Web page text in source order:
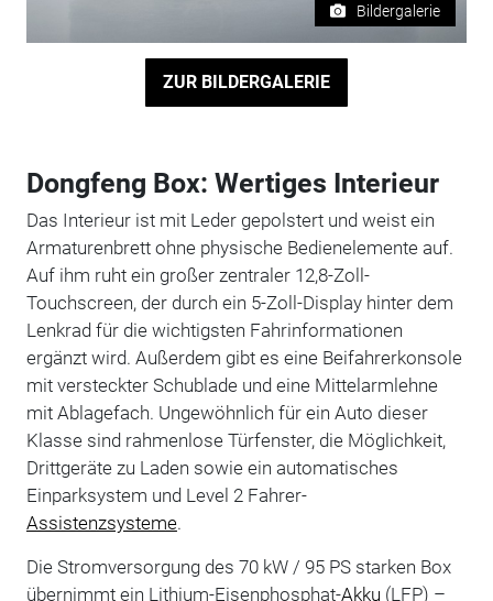
Bildergalerie
ZUR BILDERGALERIE
Dongfeng Box: Wertiges Interieur
Das Interieur ist mit Leder gepolstert und weist ein
Armaturenbrett ohne physische Bedienelemente auf.
Auf ihm ruht ein großer zentraler 12,8-Zoll-
Touchscreen, der durch ein 5-Zoll-Display hinter dem
Lenkrad für die wichtigsten Fahrinformationen
ergänzt wird. Außerdem gibt es eine Beifahrerkonsole
mit versteckter Schublade und eine Mittelarmlehne
mit Ablagefach. Ungewöhnlich für ein Auto dieser
Klasse sind rahmenlose Türfenster, die Möglichkeit,
Drittgeräte zu Laden sowie ein automatisches
Einparksystem und Level 2 Fahrer-
Assistenzsysteme.
Die Stromversorgung des 70 kW / 95 PS starken Box
übernimmt ein Lithium-Eisenphosphat-Akku (LFP) –